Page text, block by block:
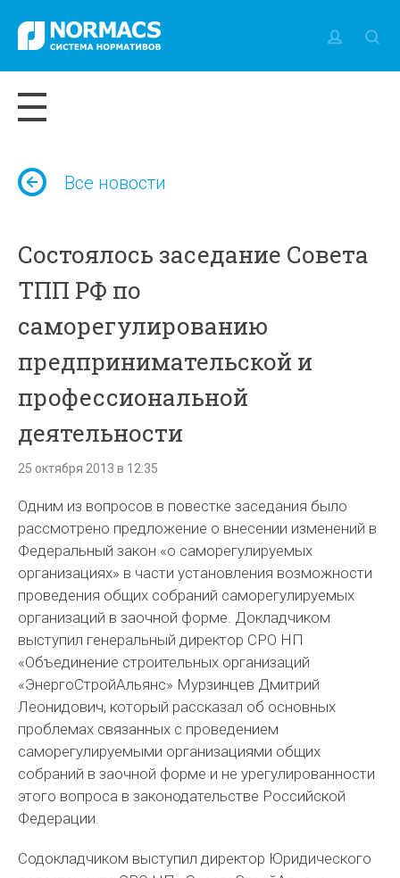
Все новости
Состоялось заседание Совета
ТПП РФ по
саморегулированию
предпринимательской и
профессиональной
деятельности
25 октября 2013 в 12:35
Одним из вопросов в повестке заседания было
рассмотрено предложение о внесении изменений в
Федеральный закон «о саморегулируемых
организациях» в части установления возможности
проведения общих собраний саморегулируемых
организаций в заочной форме. Докладчиком
выступил генеральный директор СРО НП
«Объединение строительных организаций
«ЭнергоСтройАльянс» Мурзинцев Дмитрий
Леонидович, который рассказал об основных
проблемах связанных с проведением
саморегулируемыми организациями общих
собраний в заочной форме и не урегулированности
этого вопроса в законодательстве Российской
Федерации.
Содокладчиком выступил директор Юридического